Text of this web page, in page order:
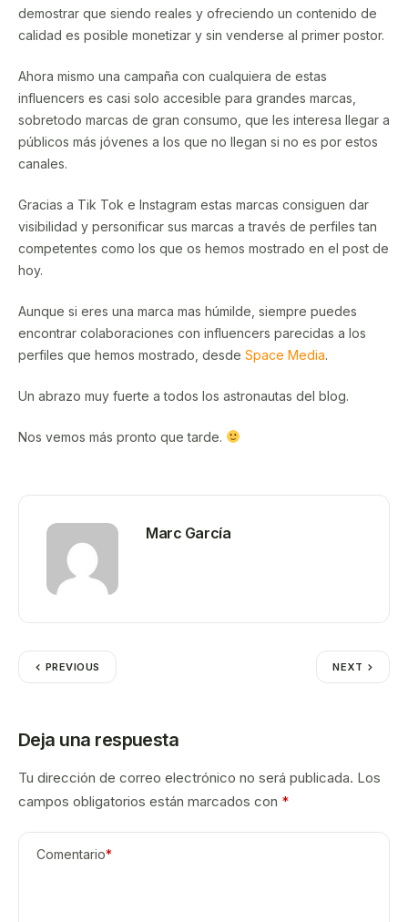
demostrar que siendo reales y ofreciendo un contenido de
calidad es posible monetizar y sin venderse al primer postor.
Ahora mismo una campaña con cualquiera de estas
influencers es casi solo accesible para grandes marcas,
sobretodo marcas de gran consumo, que les interesa llegar a
públicos más jóvenes a los que no llegan si no es por estos
canales.
Gracias a Tik Tok e Instagram estas marcas consiguen dar
visibilidad y personificar sus marcas a través de perfiles tan
competentes como los que os hemos mostrado en el post de
hoy.
Aunque si eres una marca mas húmilde, siempre puedes
encontrar colaboraciones con influencers parecidas a los
perfiles que hemos mostrado, desde Space Media.
Un abrazo muy fuerte a todos los astronautas del blog.
Nos vemos más pronto que tarde.
Marc García
PREVIOUS NEXT
Deja una respuesta
Tu dirección de correo electrónico no será publicada. Los
campos obligatorios están marcados con *
Comentario*